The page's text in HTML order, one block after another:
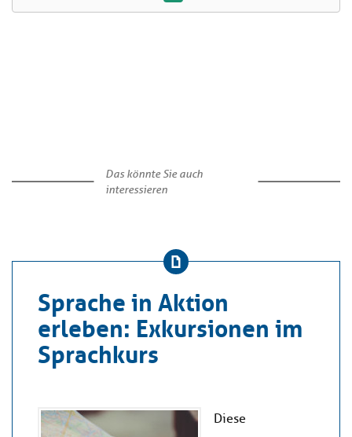
Das könnte Sie auch
interessieren
Sprache in Aktion
erleben: Exkursionen im
Sprachkurs
Diese